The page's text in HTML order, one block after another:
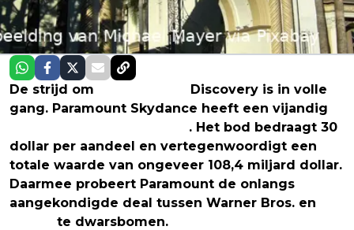
De strijd om
Discovery is in volle
gang. Paramount Skydance heeft een vijandig
. Het bod bedraagt 30
dollar per aandeel en vertegenwoordigt een
totale waarde van ongeveer 108,4 miljard dollar.
Daarmee probeert Paramount de onlangs
aangekondigde deal tussen Warner Bros. en
te dwarsbomen.